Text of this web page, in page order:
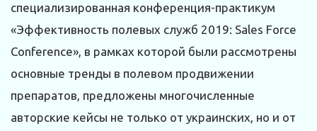
специализированная конференция-практикум
«Эффективность полевых служб 2019: Sales Force
Conference», в рамках которой были рассмотрены
основные тренды в полевом продвижении
препаратов, предложены многочисленные
авторские кейсы не только от украинских, но и от